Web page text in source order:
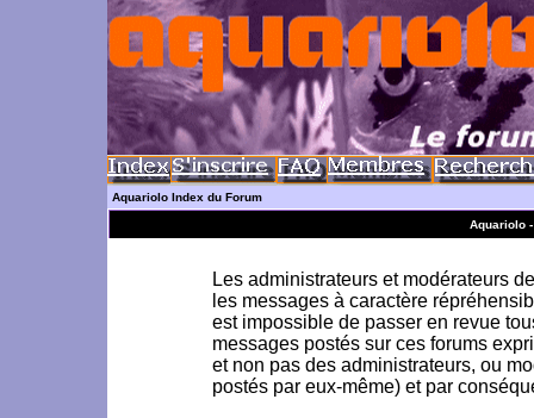
Aquariolo Index du Forum
Aquariolo
Les administrateurs et modérateurs
les messages à caractère
est impossible de passer en revue
messages postés sur ces forums
et non pas des administrateurs, ou
postés par eux-même) et par